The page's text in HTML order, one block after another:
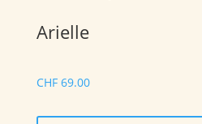
Arielle
CHF69.00